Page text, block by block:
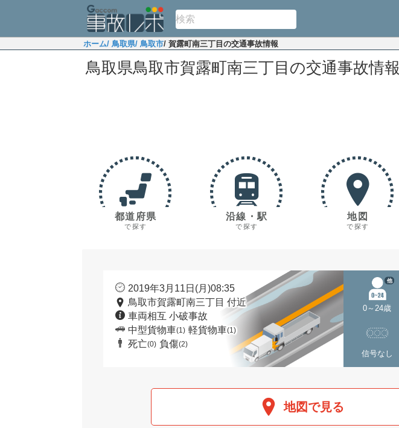
ホーム/ 鳥取県/ 鳥取市/ 賀露町南三丁目の交通事故情報
鳥取県鳥取市賀露町南三丁目の交通事故情報
都道府県
で探す
沿線・駅
で探す
地図
で探す
2019年3月11日(月)08:35
鳥取市賀露町南三丁目 付近
車両相互 小破事故
中型貨物車(1) 軽貨物車(1)
死亡(0) 負傷(2)
0～24歳
他
信号なし
地図で見る